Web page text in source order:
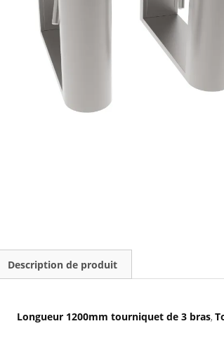
Description de produit
Longueur 1200mm tourniquet de 3 bras,